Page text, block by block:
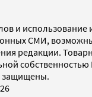
и
СМИ,
редакции.
собственностью
защищены.